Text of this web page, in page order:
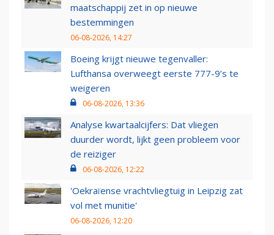
maatschappij zet in op nieuwe
bestemmingen
06-08-2026, 14:27
Boeing krijgt nieuwe tegenvaller:
Lufthansa overweegt eerste 777-9’s te
weigeren
06-08-2026, 13:36
Analyse kwartaalcijfers: Dat vliegen
duurder wordt, lijkt geen probleem voor
de reiziger
06-08-2026, 12:22
'Oekraïense vrachtvliegtuig in Leipzig zat
vol met munitie'
06-08-2026, 12:20